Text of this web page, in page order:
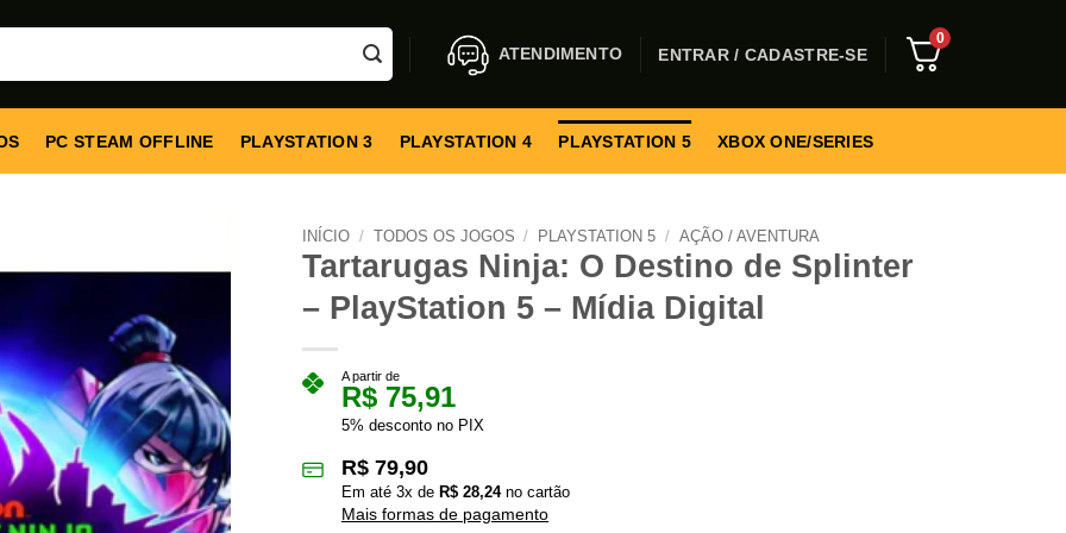
ATENDIMENTO ENTRAR / CADASTRE-SE
0
PC STEAM OFFLINE PLAYSTATION 3 PLAYSTATION 4 PLAYSTATION 5 XBOX ONE/SERIES
INÍCIO / TODOS OS JOGOS / PLAYSTATION 5 / AÇÃO / AVENTURA
Tartarugas Ninja: O Destino de Splinter
– PlayStation 5 – Mídia Digital
A partir de
R$ 75,91
5% desconto no PIX
R$ 79,90
Em até 3x de R$ 28,24no cartão
Mais formas de pagamento